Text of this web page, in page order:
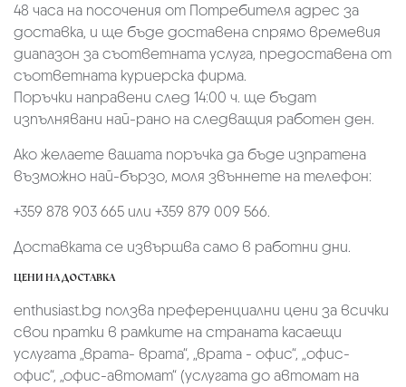
48 часа на посочения от Потребителя адрес за
доставка, и ще бъде доставена спрямо времевия
диапазон за съответната услуга, предоставена от
съответната куриерска фирма.
Поръчки направени след 14:00 ч. ще бъдат
изпълнявани най-рано на следващия работен ден.
Ако желаете вашата поръчка да бъде изпратена
възможно най-бързо, моля звъннете на телефон:
+359 878 903 665 или +359 879 009 566.
Доставката се извършва само в работни дни.
ЦЕНИ НА ДОСТАВКА
enthusiast.bg ползва преференциални цени за всички
свои пратки в рамките на страната касаещи
услугата „врата- врата“, „врата - офис“, „oфис-
офис“, „офис-автомат“ (услугата до автомат на